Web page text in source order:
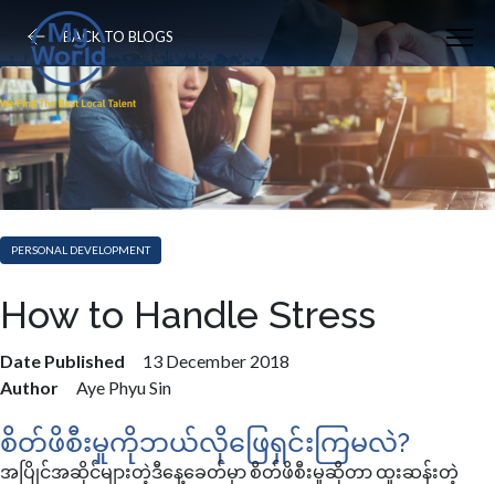
BACK TO BLOGS
PERSONAL DEVELOPMENT
How to Handle Stress
Date Published
13 December 2018
Author
Aye Phyu Sin
စိတ်ဖိစီးမှုကိုဘယ်လိုဖြေရှင်းကြမလဲ?
အပြိုင်အဆိုင်များတဲ့ဒီနေ့ခေတ်မှာ စိတ်ဖိစီးမှုဆိုတာ ထူးဆန်းတဲ့